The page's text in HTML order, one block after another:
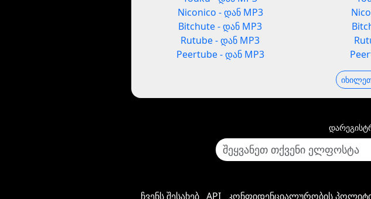
Niconico - დან MP3
Bitchute - დან MP3
Rutube - დან MP3
Peertube - დან MP3
ჩვენს შესახებ API კონფიდენციალურობის